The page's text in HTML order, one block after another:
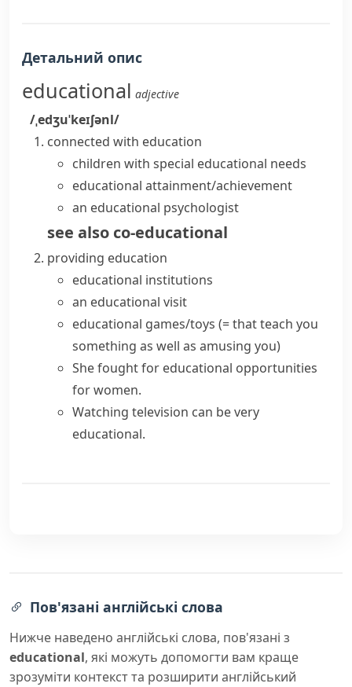
Детальний опис
educational adjective
/ˌedʒuˈkeɪʃənl/
connected with education
children with special educational needs
educational attainment/achievement
an educational psychologist
see also co-educational
providing education
educational institutions
an educational visit
educational games/toys (= that teach you
something as well as amusing you)
She fought for educational opportunities
for women.
Watching television can be very
educational.
Пов'язані англійські слова
Нижче наведено англійські слова, пов'язані з
educational, які можуть допомогти вам краще
зрозуміти контекст та розширити англійський